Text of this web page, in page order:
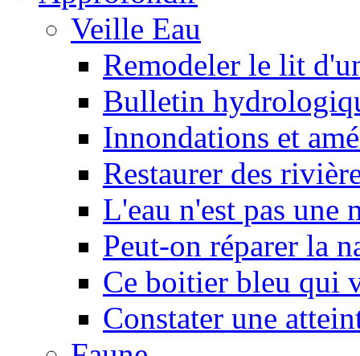
Veille Eau
Remodeler le lit
Bulletin
Innondations et
Restaurer des
L'eau n'est pas une
Peut-on réparer la
Ce boitier bleu qui
Constater une